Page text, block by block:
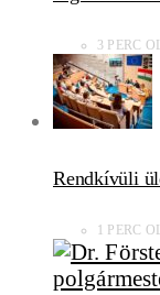
3 PERC
Rendkívüli
1 PERC